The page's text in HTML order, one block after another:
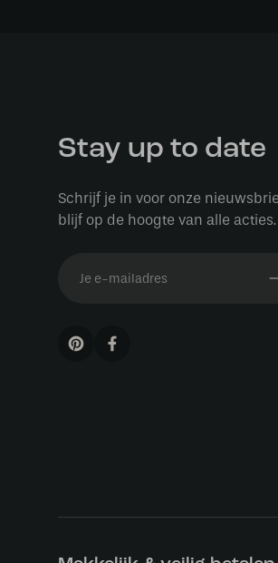
Stay up to date
Schrijf je in voor onze
blijf op de hoogte van alle acties.